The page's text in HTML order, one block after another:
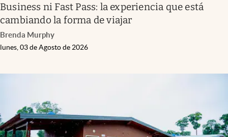
Business ni Fast Pass: la experiencia que está
cambiando la forma de viajar
Brenda Murphy
lunes, 03 de Agosto de 2026